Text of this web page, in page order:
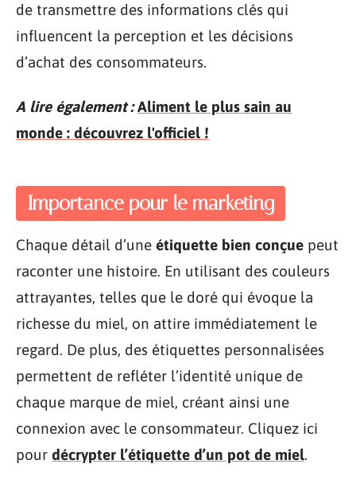
de transmettre des informations clés qui
influencent la perception et les décisions
d’achat des consommateurs.
A lire également : Aliment le plus sain au
monde : découvrez l'officiel !
Importance pour le marketing
Chaque détail d’une étiquette bien conçue peut
raconter une histoire. En utilisant des couleurs
attrayantes, telles que le doré qui évoque la
richesse du miel, on attire immédiatement le
regard. De plus, des étiquettes personnalisées
permettent de refléter l’identité unique de
chaque marque de miel, créant ainsi une
connexion avec le consommateur. Cliquez ici
pour décrypter l’étiquette d’un pot de miel.